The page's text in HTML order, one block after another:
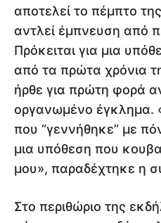
αποτελεί το πέμπτο
αντλεί έμπνευση από
Πρόκειται για μια
από τα πρώτα χρόνια
ήρθε για πρώτη φορά
οργανωμένο έγκλημα.
που “γεννήθηκε” με
μια υπόθεση που
μου», παραδέχτηκε η
Στο περιθώριο της